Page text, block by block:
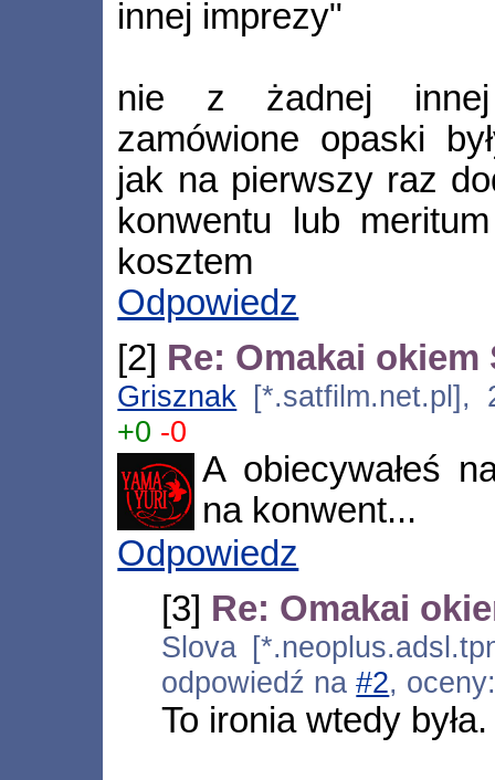
innej imprezy"
nie z żadnej
zamówione opaski
jak na pierwszy raz
konwentu lub
kosztem
Odpowiedz
[2] Re: Omakai okiem
Grisznak [*.satfilm.net.pl],
+0 -0
A obiecywałeś
na konwent...
Odpowiedz
[3] Re: Omakai
Slova
odpowiedź na#2,
To ironia wtedy była.